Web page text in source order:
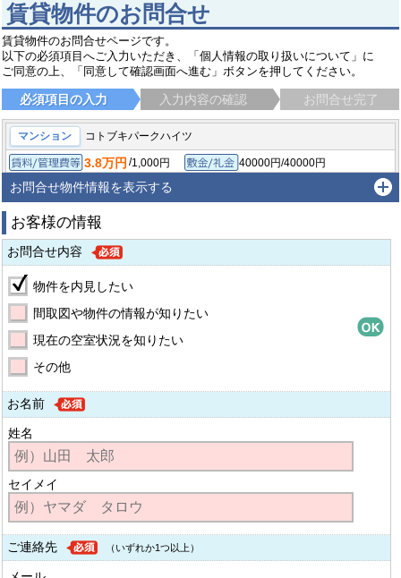
賃貸物件のお問合せ
賃貸物件のお問合せページです。
以下の必須項目へご入力いただき、「個人情報の取り扱いについて」に
ご同意の上、「同意して確認画面へ進む」ボタンを押してください。
必須項目の入力 入力内容の確認 お問合せ完了
マンション コトブキパークハイツ
賃料/管理費等
3.8万円 /1,000円 敷金/礼金
40000円/40000円
保証金/敷引/償却金
-/-/-
高槻市寿町阪急京都線 富田（大阪）駅 徒歩18分
お問合せ物件情報を表示する
お客様の情報
お問合せ内容
物件を内見したい
間取図や物件の情報が知りたい
現在の空室状況を知りたい
その他
お名前
姓名
セイメイ
ご連絡先 （いずれか1つ以上）